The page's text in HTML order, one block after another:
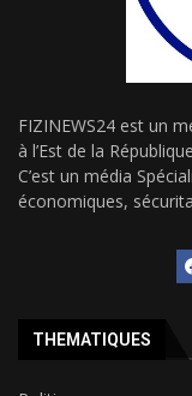
FIZINEWS24 est un
à l’Est de la
C’est un média
économiques,
THEMATIQUES